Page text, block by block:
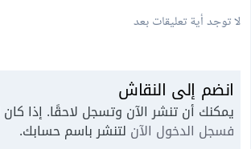
لا توجد أية تعليقات بعد
انضم إلى النقاش
يمكنك أن تنشر الآن وتسجل لاحقًا. إذا
فسجل الدخول الآن لتنشر باسم حسابك.